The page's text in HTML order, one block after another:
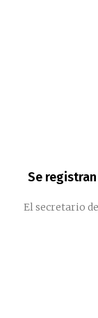
Se
El secretario